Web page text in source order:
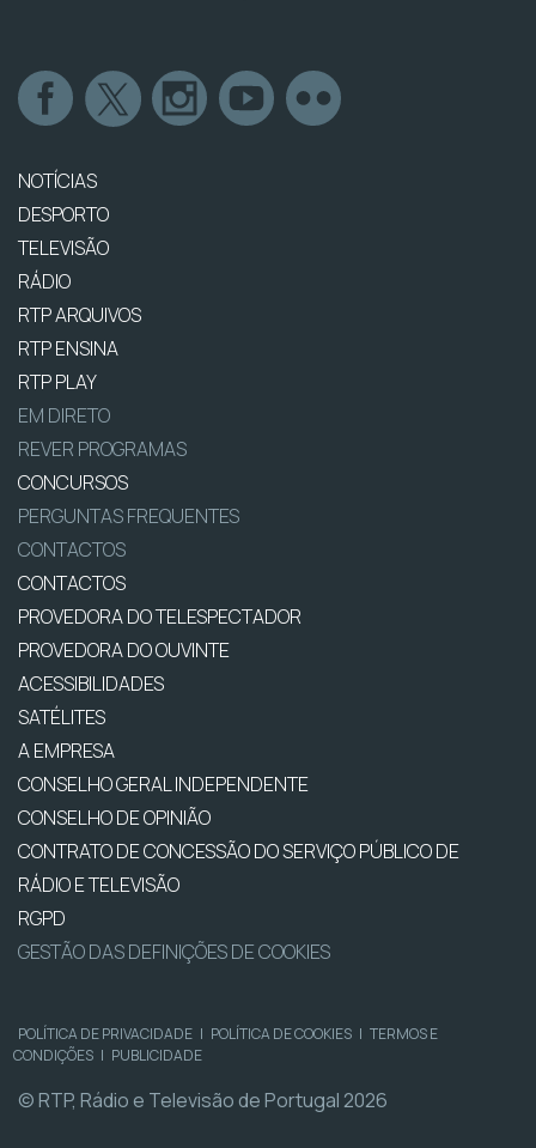
NOTÍCIAS
DESPORTO
TELEVISÃO
RÁDIO
RTP ARQUIVOS
RTP ENSINA
RTP PLAY
EM DIRETO
REVER PROGRAMAS
CONCURSOS
PERGUNTAS FREQUENTES
CONTACTOS
CONTACTOS
PROVEDORA DO TELESPECTADOR
PROVEDORA DO OUVINTE
ACESSIBILIDADES
SATÉLITES
A EMPRESA
CONSELHO GERAL INDEPENDENTE
CONSELHO DE OPINIÃO
CONTRATO DE CONCESSÃO DO SERVIÇO PÚBLICO DE
RÁDIO E TELEVISÃO
RGPD
GESTÃO DAS DEFINIÇÕES DE COOKIES
POLÍTICA DE PRIVACIDADE | POLÍTICA DE COOKIES | TERMOS E
CONDIÇÕES | PUBLICIDADE
© RTP, Rádio e Televisão de Portugal 2026